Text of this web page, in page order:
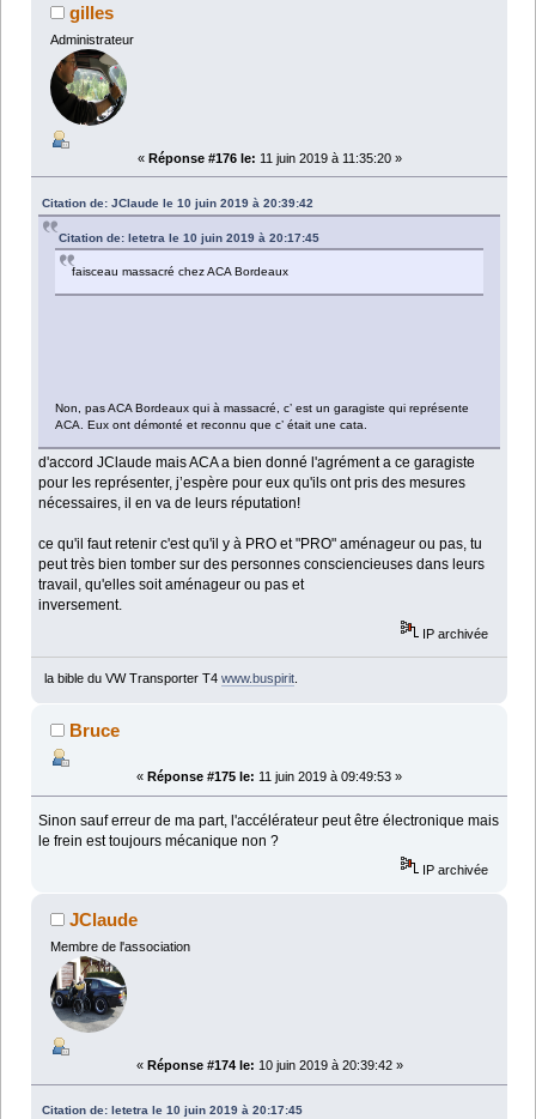
gilles
Administrateur
« Réponse #176 le: 11 juin 2019 à 11:35:20 »
Citation de: JClaude le 10 juin 2019 à 20:39:42
Citation de: letetra le 10 juin 2019 à 20:17:45
faisceau massacré chez ACA Bordeaux
Non, pas ACA Bordeaux qui à massacré, c’ est un garagiste qui représente
ACA. Eux ont démonté et reconnu que c’ était une cata.
d'accord JClaude mais ACA a bien donné l'agrément a ce garagiste
pour les représenter, j’espère pour eux qu'ils ont pris des mesures
nécessaires, il en va de leurs réputation!
ce qu'il faut retenir c'est qu'il y à PRO et "PRO" aménageur ou pas, tu
peut très bien tomber sur des personnes consciencieuses dans leurs
travail, qu'elles soit aménageur ou pas et
inversement.
IP archivée
la bible du VW Transporter T4 www.buspirit.
Bruce
« Réponse #175 le: 11 juin 2019 à 09:49:53 »
Sinon sauf erreur de ma part, l'accélérateur peut être électronique mais
le frein est toujours mécanique non ?
IP archivée
JClaude
Membre de l'association
« Réponse #174 le: 10 juin 2019 à 20:39:42 »
Citation de: letetra le 10 juin 2019 à 20:17:45